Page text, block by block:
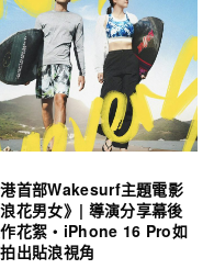
首部Wakesurf主題電影
浪花男女》| 導演分享幕後
花絮・iPhone 16 Pro如
出貼浪視角